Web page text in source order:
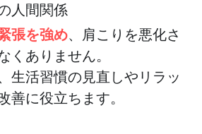
人間関係
張を強め、肩こりを悪化さ
くありません。
生活習慣の見直しやリラッ
善に役立ちます。